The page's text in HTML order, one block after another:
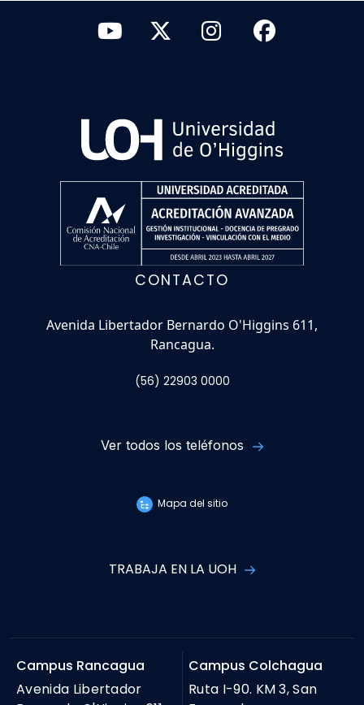
CONTACTO
Avenida Libertador Bernardo O'Higgins 611,
Rancagua.
(56) 22903 0000
Ver todos los teléfonos
Mapa del sitio
TRABAJA EN LA UOH
Campus Rancagua
Avenida Libertador
Campus Colchagua
Ruta I-90. KM 3, San